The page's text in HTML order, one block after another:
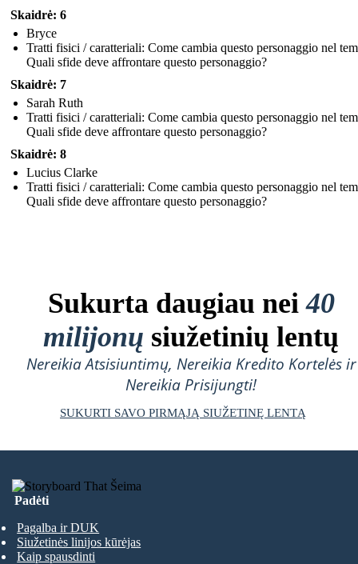
Skaidrė: 6
Bryce
Tratti fisici / caratteriali: Come cambia questo personaggio nel
Quali sfide deve affrontare questo personaggio?
Skaidrė: 7
Sarah Ruth
Tratti fisici / caratteriali: Come cambia questo personaggio nel
Quali sfide deve affrontare questo personaggio?
Skaidrė: 8
Lucius Clarke
Tratti fisici / caratteriali: Come cambia questo personaggio nel
Quali sfide deve affrontare questo personaggio?
Sukurta daugiau nei40
milijonų siužetinių lentų
Nereikia Atsisiuntimų, Nereikia Kredito Kortelės ir
Nereikia Prisijungti!
SUKURTI SAVO PIRMĄJĄ SIUŽETINĘ LENTĄ
Padėti
Pagalba ir DUK
Siužetinės linijos kūrėjas
Kaip spausdinti